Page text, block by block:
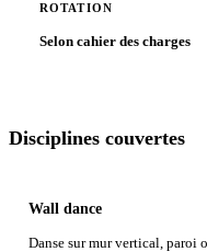
ROTATION
Selon cahier des charges
Disciplines couvertes
Wall dance
Danse sur mur vertical, paroi